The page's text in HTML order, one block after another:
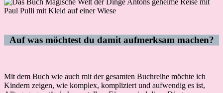
Auf was möchtest du damit aufmerksam machen?
Mit dem Buch wie auch mit der gesamten Buchreihe möchte ich
Kindern zeigen, wie komplex, kompliziert und aufwendig es ist,